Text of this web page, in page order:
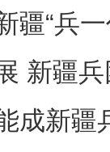
疆“兵
新疆
成新疆